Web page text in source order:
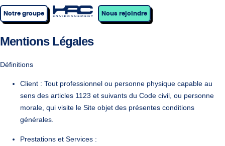
Notre groupe Nous rejoindre
Mentions Légales
Définitions
Client : Tout professionnel ou personne physique capable au
sens des articles 1123 et suivants du Code civil, ou personne
morale, qui visite le Site objet des présentes conditions
générales.
Prestations et Services :